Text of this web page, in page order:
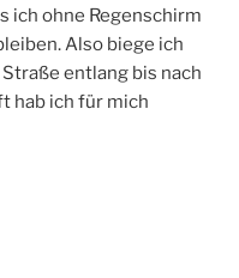
ich ohne Regenschirm
Also biege ich
entlang bis nach
hab ich für mich